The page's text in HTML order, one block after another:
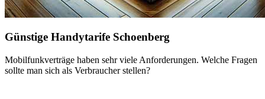
Günstige Handytarife Schoenberg
Mobilfunkverträge haben sehr viele Anforderungen. Welche Fragen
sollte man sich als Verbraucher stellen?